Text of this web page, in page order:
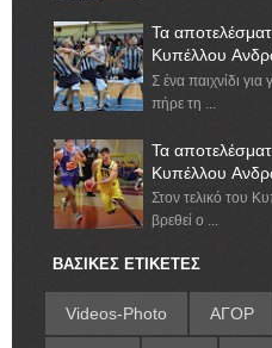
Τα
Κυπέλλου
Σ ένα παιχνίδι
πήρε τη ...
Τα
Κυπέλλου
Στον τελικό του
βρεθεί ο ...
ΒΑΣΙΚΕΣ ΕΤΙΚΕΤΕΣ
Videos-Photo ΑΓΟΡ